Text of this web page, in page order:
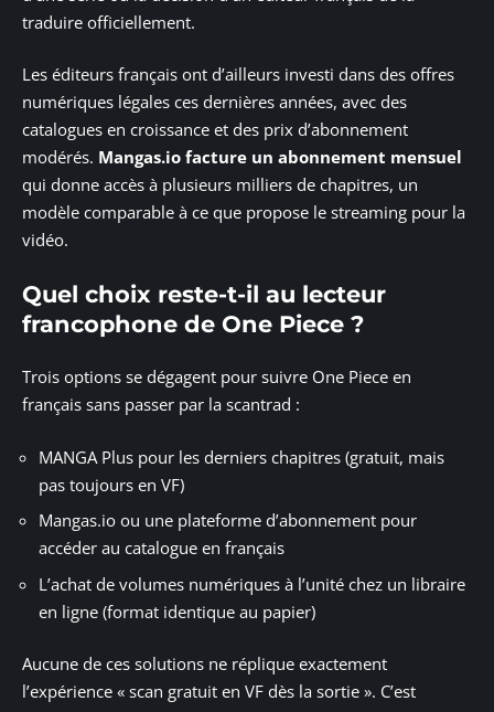
traduire officiellement.
Les éditeurs français ont d’ailleurs investi dans des offres
numériques légales ces dernières années, avec des
catalogues en croissance et des prix d’abonnement
modérés. Mangas.io facture un abonnement mensuel
qui donne accès à plusieurs milliers de chapitres, un
modèle comparable à ce que propose le streaming pour la
vidéo.
Quel choix reste-t-il au lecteur
francophone de One Piece ?
Trois options se dégagent pour suivre One Piece en
français sans passer par la scantrad :
MANGA Plus pour les derniers chapitres (gratuit, mais
pas toujours en VF)
Mangas.io ou une plateforme d’abonnement pour
accéder au catalogue en français
L’achat de volumes numériques à l’unité chez un libraire
en ligne (format identique au papier)
Aucune de ces solutions ne réplique exactement
l’expérience « scan gratuit en VF dès la sortie ». C’est